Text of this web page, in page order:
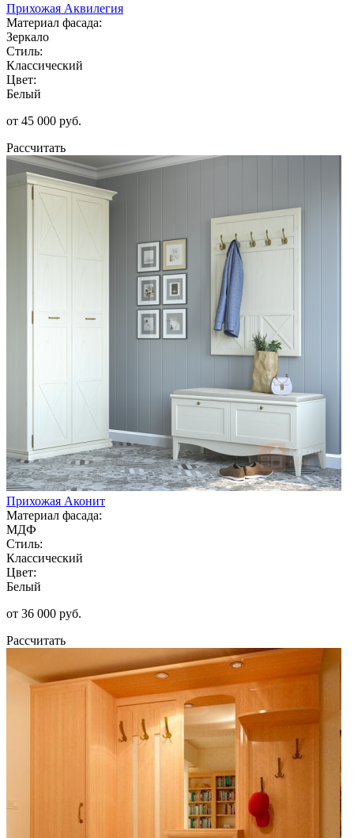
Прихожая Аквилегия
Материал фасада:
Зеркало
Стиль:
Классический
Цвет:
Белый
от 45 000 руб.
Рассчитать
Прихожая Аконит
Материал фасада:
МДФ
Стиль:
Классический
Цвет:
Белый
от 36 000 руб.
Рассчитать